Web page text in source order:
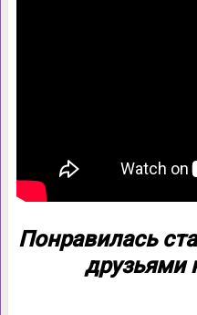
Понравилась
друзьями